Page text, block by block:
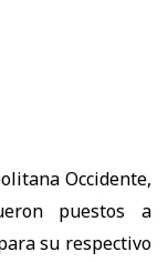
Occidente,
puestos a
su respectivo